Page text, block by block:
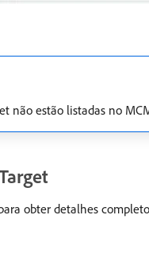
não estão listadas no
obter detalhes